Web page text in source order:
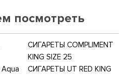
посмотреть
СИГАРЕТЫ COMPLIMENT
KING SIZE 25
СИГАРЕТЫ UT RED KING